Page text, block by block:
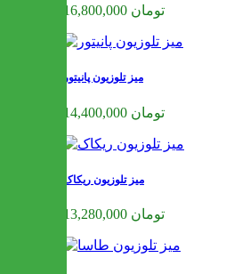
16,800,000 تومان
میز تلوزیون پانیتور
14,400,000 تومان
میز تلوزیون ریکاک
13,280,000 تومان